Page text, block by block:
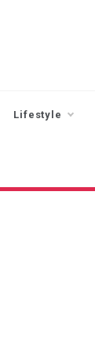
Lifestyle